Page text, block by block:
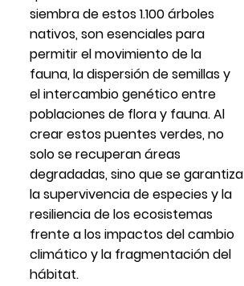
siembra de estos 1.100 árboles
nativos, son esenciales para
permitir el movimiento de la
fauna, la dispersión de semillas y
el intercambio genético entre
poblaciones de flora y fauna. Al
crear estos puentes verdes, no
solo se recuperan áreas
degradadas, sino que se garantiza
la supervivencia de especies y la
resiliencia de los ecosistemas
frente a los impactos del cambio
climático y la fragmentación del
hábitat.